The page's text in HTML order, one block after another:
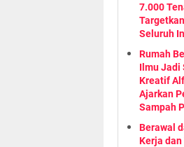
7.000
Seluruh
Rumah
Ilmu Jadi
Kreatif
Ajarkan
Sampah
Berawal
Kerja